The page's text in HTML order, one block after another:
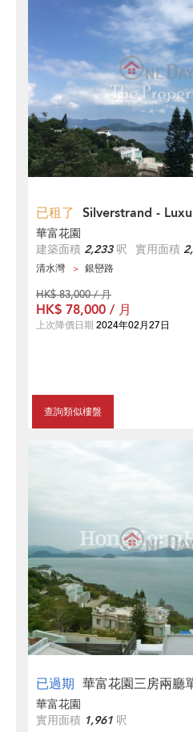
已租了 Silverstrand -
華富花園
建築面積 2,233呎 實用面積
清水灣 銀巒路
查詢類似樓盤
HK$ 83,000 / 月
HK$ 78,000 / 月
上次降價日期 2024年02月27日
已過期 華富花園三房兩廳
華富花園
實用面積 1,961 呎